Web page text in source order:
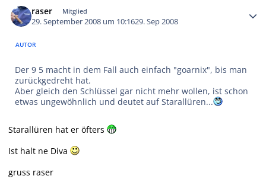
raser Mitglied
29. September 2008 um 10:1629. Sep 2008
AUTOR
Der 9 5 macht in dem Fall auch einfach "goarnix", bis man
zurückgedreht hat.
Aber gleich den Schlüssel gar nicht mehr wollen, ist schon
etwas ungewöhnlich und deutet auf Starallüren...
Starallüren hat er öfters
Ist halt ne Diva
gruss raser